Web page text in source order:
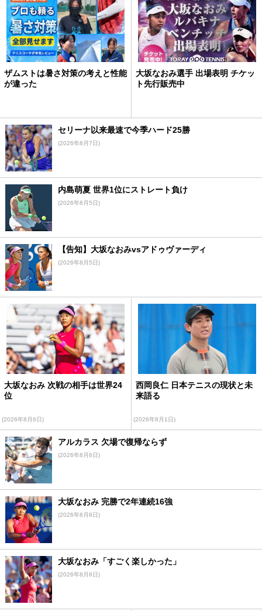
ザムストは暑さ対策の考えと性能
が違った
大坂なおみ選手 出場表明 チケッ
ト先行販売中
セリーナ以来最速で今季ハード25勝
(2026年8月7日)
内島萌夏 世界1位にストレート負け
(2026年8月5日)
【告知】大坂なおみvsアドゥヴァーディ
(2026年8月5日)
大坂なおみ 次戦の相手は世界24
位
(2026年8月6日)
西岡良仁 日本テニスの現状と未
来語る
(2026年8月1日)
アルカラス 欠場で復帰ならず
(2026年8月6日)
大坂なおみ 完勝で2年連続16強
(2026年8月8日)
大坂なおみ「すごく楽しかった」
(2026年8月8日)